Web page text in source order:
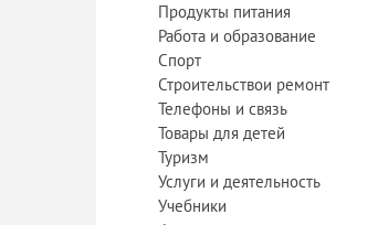
Продукты питания
Работа и образование
Спорт
Строительствои ремонт
Телефоны и связь
Товары для детей
Туризм
Услуги и деятельность
Учебники